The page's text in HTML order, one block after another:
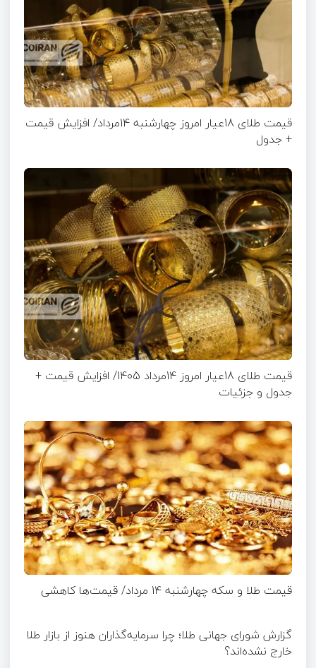
قیمت طلای 18عیار امروز چهارشنبه 14مرداد/ افزایش قیمت
+ جدول
قیمت طلای 18عیار امروز 14مرداد 1405/ افزایش قیمت +
جدول و جزئیات
قیمت طلا و سکه چهارشنبه 14 مرداد/ قیمت‌ها کاهشی
گزارش شورای جهانی طلا؛ چرا سرمایه‌گذاران هنوز از بازار طلا
خارج نشده‌اند؟